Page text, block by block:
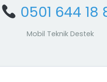
0501 644 18
Mobil Teknik Destek